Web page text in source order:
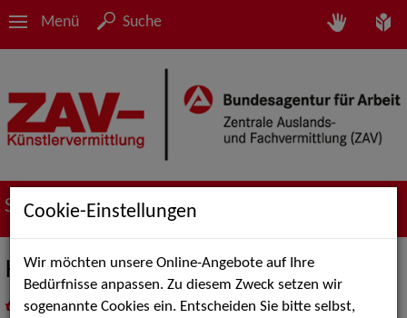
Menü Suche
Suche nach Künstler*innen
Kerstin Thielemann
als PDF speichern
inMeine Merklistelegen
Cookie-Einstellungen
Wir möchten unsere Online-Angebote auf Ihre
Bedürfnisse anpassen. Zu diesem Zweck setzen wir
sogenannte Cookies ein. Entscheiden Sie bitte selbst,